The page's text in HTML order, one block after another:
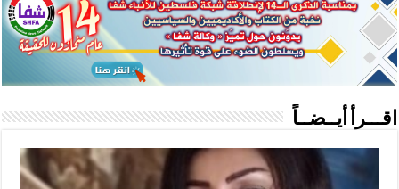
اقـــرأ أيــضــاً